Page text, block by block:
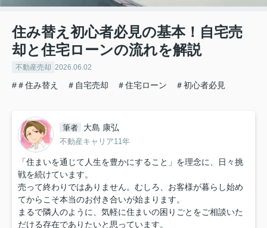
住み替え初心者必見の基本！自宅売
却と住宅ローンの流れを解説
不動産売却 2026.06.02
#＃住み替え ＃自宅売却 ＃住宅ローン ＃初心者必見
筆者 大島 康弘
不動産キャリア11年
「住まいを通じて人生を豊かにすること」を理念に、日々挑
戦を続けています。
売って終わりではありません。むしろ、お客様が暮らし始め
てからこそ本当のお付き合いが始まります。
まるで隣人のように、気軽に住まいの困りごとをご相談いた
だける存在でありたいと思っています。